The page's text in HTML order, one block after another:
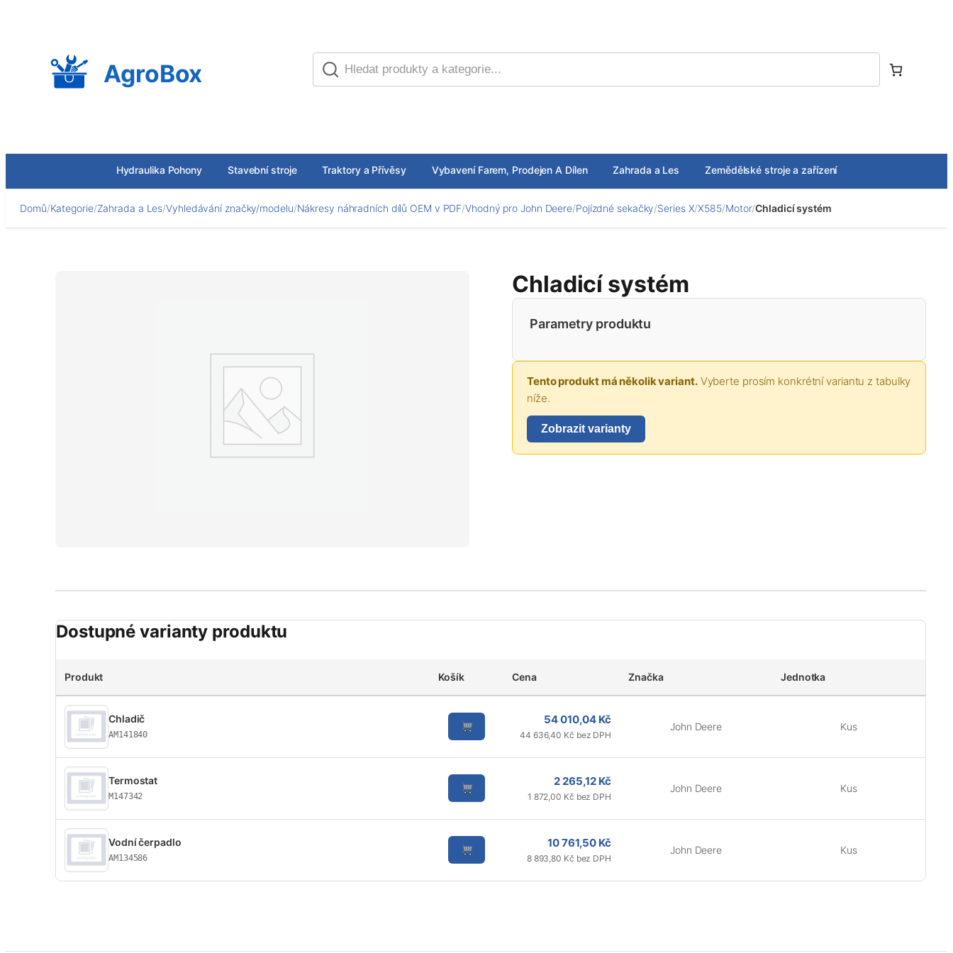
AgroBox
Hydraulika Pohony Stavební stroje Traktory a Přívěsy Vybavení Farem, Prodejen A Dílen Zahrada a Les Zemědělské stroje a zařízení
Domů/Kategorie/Zahrada a Les/Vyhledávání značky/modelu/Nákresy náhradních dílů OEM v PDF/Vhodný pro John Deere/Pojízdné sekačky/Series X/X585/Motor/Chladicí systém
Chladicí systém
Parametry produktu
Tento produkt má několik variant.Vyberte prosím konkrétní variantu z tabulky
níže.
Zobrazit varianty
Dostupné varianty produktu
Produkt Košík Cena Značka Jednotka
Chladič
AM141840
54 010,04 Kč
44 636,40 Kč bez DPH
John Deere Kus
Termostat
M147342
2 265,12 Kč
1 872,00 Kč bez DPH
John Deere Kus
Vodní čerpadlo
AM134586
10 761,50 Kč
8 893,80 Kč bez DPH
John Deere Kus